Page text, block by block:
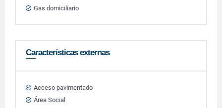
Gas domiciliario
Características externas
Acceso pavimentado
Área Social